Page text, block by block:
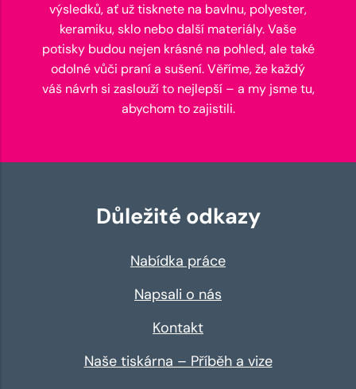
výsledků, ať už tisknete na bavlnu, polyester,
keramiku, sklo nebo další materiály. Vaše
potisky budou nejen krásné na pohled, ale také
odolné vůči praní a sušení. Věříme, že každý
váš návrh si zaslouží to nejlepší – a my jsme tu,
abychom to zajistili.
Důležité odkazy
Nabídka práce
Napsali o nás
Kontakt
Naše tiskárna – Příběh a vize